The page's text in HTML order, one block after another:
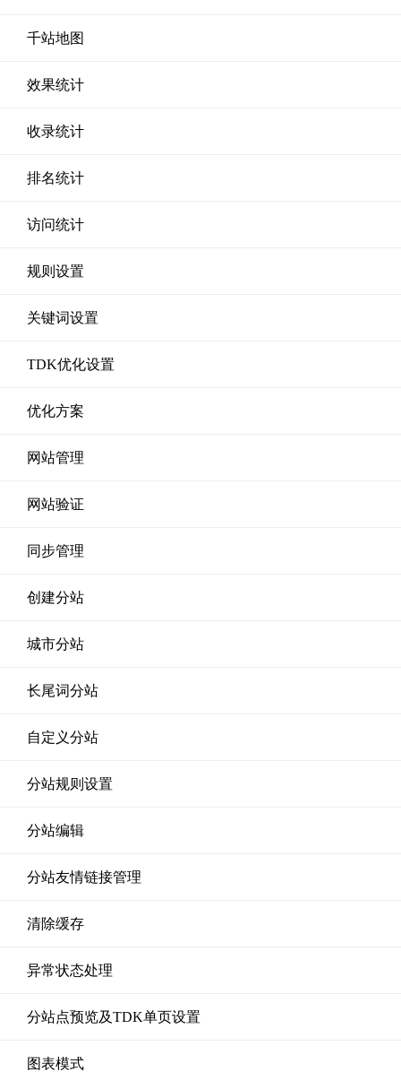
千站地图
效果统计
收录统计
排名统计
访问统计
规则设置
关键词设置
TDK优化设置
优化方案
网站管理
网站验证
同步管理
创建分站
城市分站
长尾词分站
自定义分站
分站规则设置
分站编辑
分站友情链接管理
清除缓存
异常状态处理
分站点预览及TDK单页设置
图表模式